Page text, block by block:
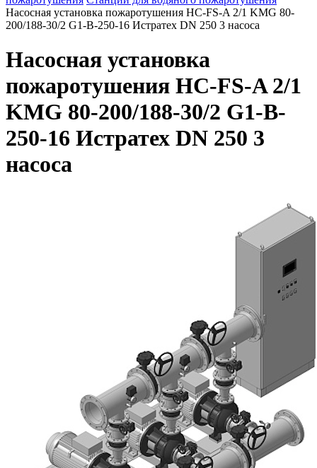
Насосная установка пожаротушения HC-FS-A 2/1 KMG 80-
200/188-30/2 G1-B-250-16 Истратех DN 250 3 насоса
Насосная установка
пожаротушения HC-FS-A 2/1
KMG 80-200/188-30/2 G1-B-
250-16 Истратех DN 250 3
насоса